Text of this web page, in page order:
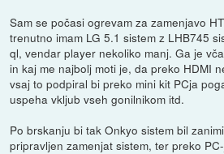
Sam se počasi ogrevam za zamenjavo
trenutno imam LG 5.1 sistem z LHB745
ql, vendar player nekoliko manj. Ga je
in kaj me najbolj moti je, da preko HDMI
vsaj to podpiral bi preko mini kit PCja
uspeha vkljub vseh gonilnikom itd.
Po brskanju bi tak Onkyo sistem bil
pripravljen zamenjat sistem, ter preko